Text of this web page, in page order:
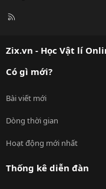
R
Zix.vn - Học Vật lí
Có gì mới?
Bài viết mới
Dòng thời gian
Hoạt động mới nhất
Thống kê diễn đàn